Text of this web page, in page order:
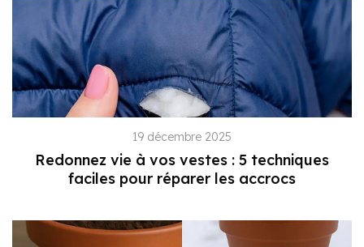
19 décembre 2025
Redonnez vie à vos vestes : 5 techniques
faciles pour réparer les accrocs